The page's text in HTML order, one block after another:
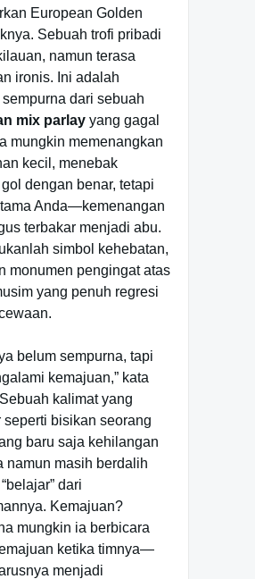
European Golden
Sebuah trofi pribadi
namun terasa
ironis. Ini adalah
dari sebuah
mix parlay yang gagal
mungkin memenangkan
kecil, menebak
dengan benar, tetapi
Anda—kemenangan
terbakar menjadi abu.
simbol kehebatan,
monumen pengingat atas
yang penuh regresi
belum sempurna, tapi
kemajuan,” kata
kalimat yang
seperti bisikan seorang
baru saja kehilangan
namun masih berdalih
dari
Kemajuan?
mungkin ia berbicara
ketika timnya—
menjadi